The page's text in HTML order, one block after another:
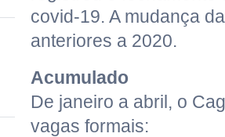
covid-19. A mudança
anteriores a 2020.
Acumulado
De janeiro a abril, o
vagas formais: